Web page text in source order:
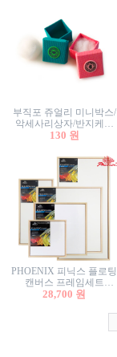
부직포 쥬얼리 미니박스/
악세사리상자/반지케이
스/반지상자/귀걸이상자/
130 원
PHOENIX 피닉스 플로팅
캔버스 프레임세트
50x50cm/액자캔버스/인테
28,700 원